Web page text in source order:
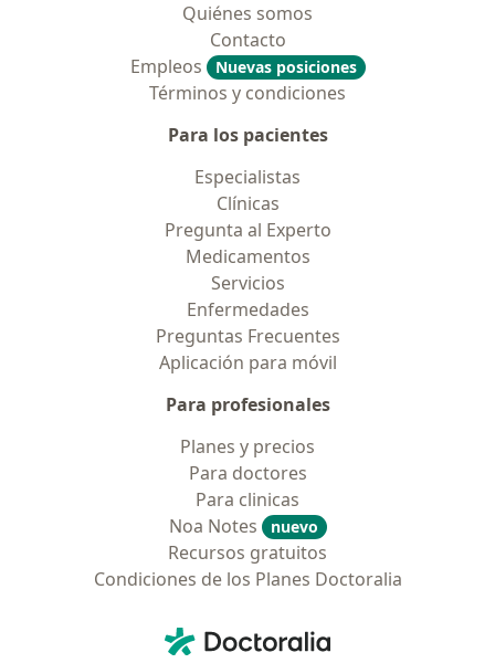
Quiénes somos
Contacto
Empleos
Nuevas posiciones
Términos y condiciones
Para los pacientes
Especialistas
Clínicas
Pregunta al Experto
Medicamentos
Servicios
Enfermedades
Preguntas Frecuentes
Aplicación para móvil
Para profesionales
Planes y precios
Para doctores
Para clinicas
Noa Notes
nuevo
Recursos gratuitos
Condiciones de los Planes Doctoralia
Doctoralia - Página de inicio